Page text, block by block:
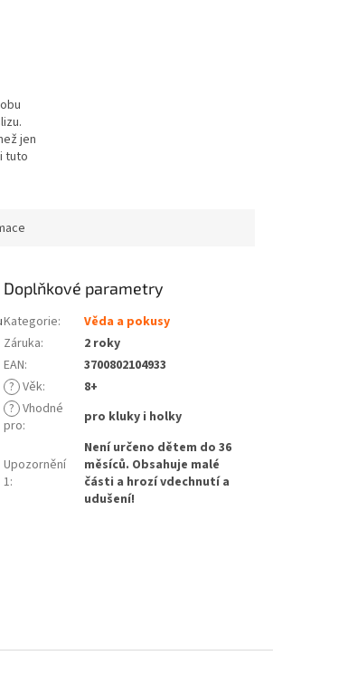
jen
tuto
Doplňkové parametry
Kategorie:
Věda a pokusy
Záruka:
2 roky
EAN:
3700802104933
? Věk:
8+
? Vhodné
pro: pro kluky i holky
Upozornění
1:
Není určeno dětem do 36
měsíců. Obsahuje malé
části a hrozí vdechnutí a
udušení!